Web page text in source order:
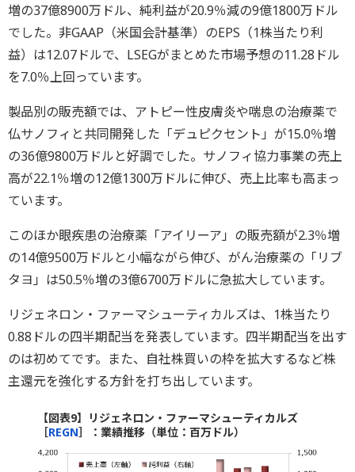
増の37億8900万ドル、純利益が20.9％減の9億1800万ドル
でした。非GAAP（米国会計基準）のEPS（1株当たり利
益）は12.07ドルで、LSEGがまとめた市場予想の11.28ドル
を7.0％上回っています。
製品別の販売額では、アトピー性皮膚炎や喘息の治療薬で
仏サノフィと共同開発した「デュピクセント」が15.0％増
の36億9800万ドルと好調でした。サノフィ協力事業の売上
高が22.1％増の12億1300万ドルに伸び、売上比率も高まっ
ています。
このほか眼疾患の治療薬「アイリーア」の販売額が2.3％増
の14億9500万ドルと小幅ながら伸び、がん治療薬の「リブ
タヨ」は50.5％増の3億6700万ドルに急拡大しています。
リジェネロン・ファーマシューティカルズは、1株当たり
0.88ドルの四半期配当を発表しています。四半期配当を出す
のは初めてです。また、自社株買いの枠を拡大するなど株
主還元を強化する方針を打ち出しています。
【図表9】リジェネロン・ファーマシューティカルズ
［REGN］：業績推移（単位：百万ドル）